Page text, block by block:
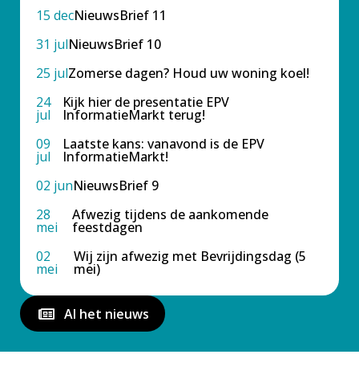
15 decNieuwsBrief 11
31 julNieuwsBrief 10
25 julZomerse dagen? Houd uw woning koel!
24
jul
Kijk hier de presentatie EPV
InformatieMarkt terug!
09
jul
Laatste kans: vanavond is de EPV
InformatieMarkt!
02 junNieuwsBrief 9
28
mei
Afwezig tijdens de aankomende
feestdagen
02
mei
Wij zijn afwezig met Bevrijdingsdag (5
mei)
Al het nieuws